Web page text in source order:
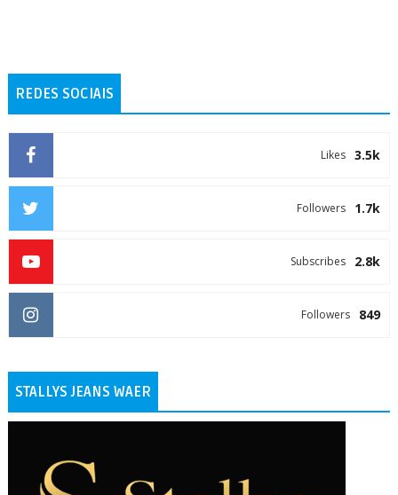
REDES SOCIAIS
3.5k
Likes
1.7k
Followers
2.8k
Subscribes
849
Followers
STALLYS JEANS WAER